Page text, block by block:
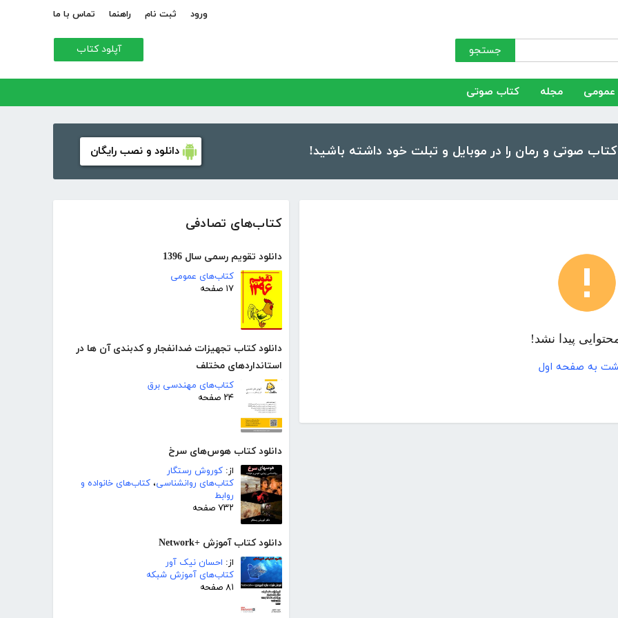
ورود ثبت نام راهنما تماس با ما
جستجو آپلود کتاب
عمومی مجله کتاب صوتی
دانلود و نصب رایگان
کتاب‌های تصادفی
دانلود تقویم رسمی سال 1396
کتاب‌های عمومی
۱۷ صفحه
دانلود کتاب تجهیزات ضدانفجار و کدبندی آن ها در
استانداردهای مختلف
کتاب‌های مهندسی برق
۲۴ صفحه
دانلود کتاب هوس‌های سرخ
از: کوروش رستگار
کتاب‌های روانشناسی، کتاب‌های خانواده و
روابط
۷۳۲ صفحه
دانلود کتاب آموزش +Network
از: احسان نیک آور
کتاب‌های آموزش شبکه
۸۱ صفحه
پیدا نشد!
به صفحه اول